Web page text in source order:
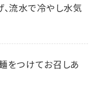
流水で冷やし水気
をつけてお召しあ